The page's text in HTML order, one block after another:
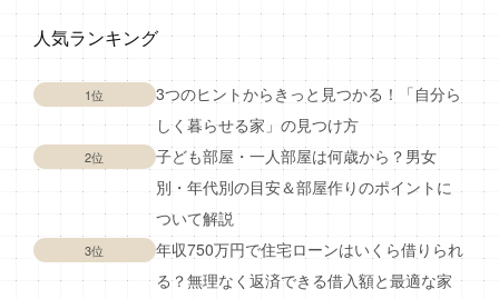
人気ランキング
1位
3つのヒントからきっと見つかる！「自分ら
しく暮らせる家」の見つけ方
2位
子ども部屋・一人部屋は何歳から？男女
別・年代別の目安＆部屋作りのポイントに
ついて解説
3位
年収750万円で住宅ローンはいくら借りられ
る？無理なく返済できる借入額と最適な家